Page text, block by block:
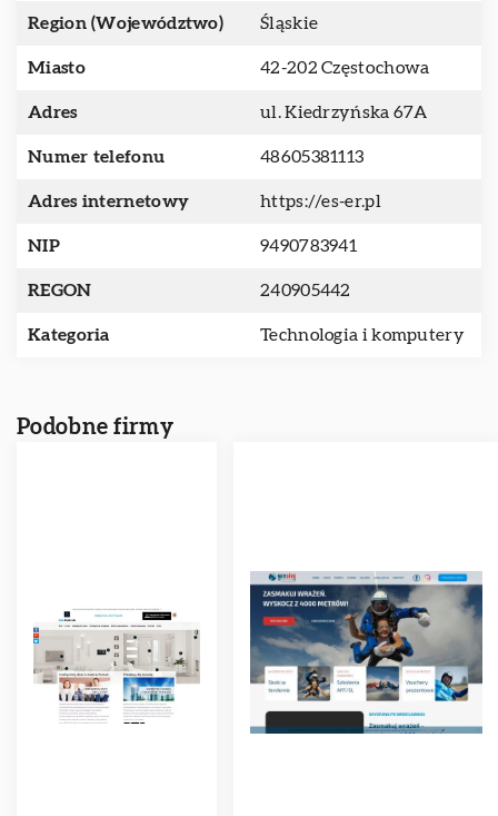
Region (Województwo) Śląskie
Miasto 42-202 Częstochowa
Adres ul. Kiedrzyńska 67A
Numer telefonu 48605381113
Adres internetowy https://es-er.pl
NIP 9490783941
REGON 240905442
Kategoria Technologia i komputery
Podobne firmy